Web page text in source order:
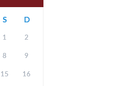
S D
1 2
8 9
15 16